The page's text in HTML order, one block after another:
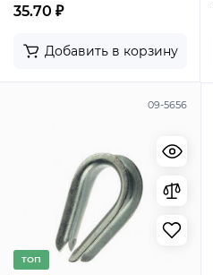
35.70 ₽
Добавить в корзину
09-5656
TОП